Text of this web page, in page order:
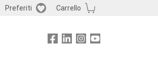
Preferiti Carrello